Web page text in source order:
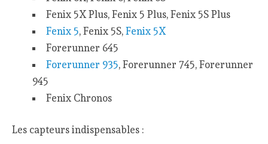
Fenix 5X Plus, Fenix 5 Plus, Fenix 5S Plus
Fenix 5, Fenix 5S, Fenix 5X
Forerunner 645
Forerunner 935, Forerunner 745, Forerunner
945
Fenix Chronos
Les capteurs indispensables :